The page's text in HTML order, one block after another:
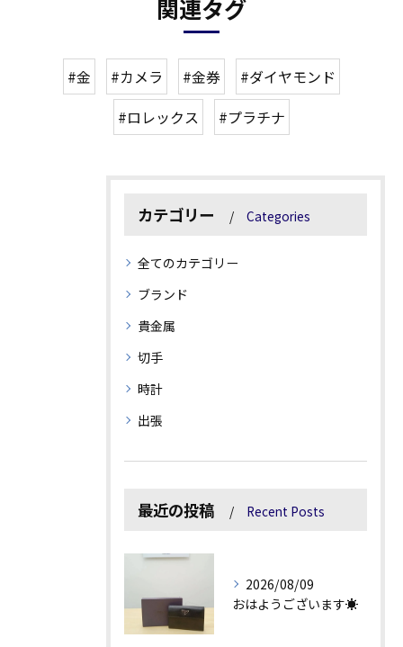
関連タグ
#金 #カメラ #金券
#ダイヤモンド
#ロレックス
#プラチナ
カテゴリー Categories
全てのカテゴリー
ブランド
貴金属
切手
時計
出張
最近の投稿 Recent Posts
2026/08/09
おはようございます☀